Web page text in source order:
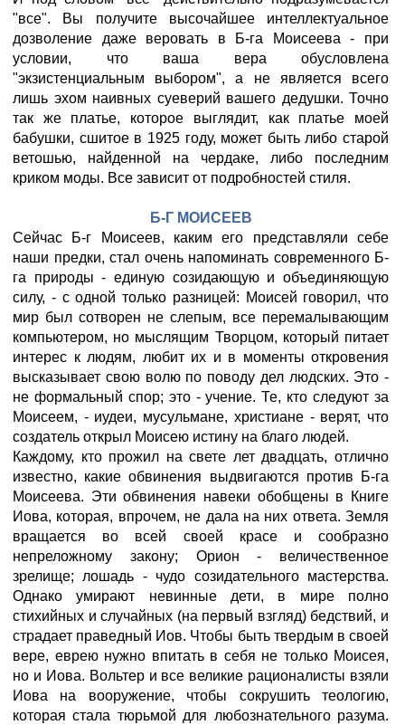
"все". Вы получите высочайшее интеллектуальное
дозволение даже веровать в Б-га Моисеева - при
условии, что ваша вера обусловлена
"экзистенциальным выбором", а не является всего
лишь эхом наивных суеверий вашего дедушки. Точно
так же платье, которое выглядит, как платье моей
бабушки, сшитое в 1925 году, может быть либо старой
ветошью, найденной на чердаке, либо последним
криком моды. Все зависит от подробностей стиля.
Б-Г МОИСЕЕВ
Сейчас Б-г Моисеев, каким его представляли себе
наши предки, стал очень напоминать современного Б-
га природы - единую созидающую и объединяющую
силу, - с одной только разницей: Моисей говорил, что
мир был сотворен не слепым, все перемалывающим
компьютером, но мыслящим Творцом, который питает
интерес к людям, любит их и в моменты откровения
высказывает свою волю по поводу дел людских. Это -
не формальный спор; это - учение. Те, кто следуют за
Моисеем, - иудеи, мусульмане, христиане - верят, что
создатель открыл Моисею истину на благо людей.
Каждому, кто прожил на свете лет двадцать, отлично
известно, какие обвинения выдвигаются против Б-га
Моисеева. Эти обвинения навеки обобщены в Книге
Иова, которая, впрочем, не дала на них ответа. Земля
вращается во всей своей красе и сообразно
непреложному закону; Орион - величественное
зрелище; лошадь - чудо созидательного мастерства.
Однако умирают невинные дети, в мире полно
стихийных и случайных (на первый взгляд) бедствий, и
страдает праведный Иов. Чтобы быть твердым в своей
вере, еврею нужно впитать в себя не только Моисея,
но и Иова. Вольтер и все великие рационалисты взяли
Иова на вооружение, чтобы сокрушить теологию,
которая стала тюрьмой для любознательного разума.